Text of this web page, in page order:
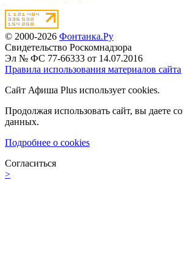
© 2000-2026 Фонтанка.Ру
Свидетельство Роскомнадзора
Эл № ФС 77-66333 от 14.07.2016
Правила использования материалов сайта
Сайт Афиша Plus использует cookies.
Продолжая использовать сайт, вы даете
данных.
Подробнее о cookies
Согласиться
>